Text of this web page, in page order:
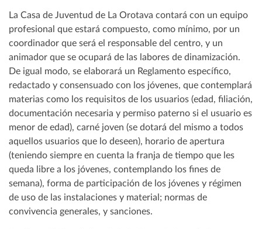
La Casa de Juventud de La Orotava contará con un equipo
profesional que estará compuesto, como mínimo, por un
coordinador que será el responsable del centro, y un
animador que se ocupará de las labores de dinamización.
De igual modo, se elaborará un Reglamento específico,
redactado y consensuado con los jóvenes, que contemplará
materias como los requisitos de los usuarios (edad, filiación,
documentación necesaria y permiso paterno si el usuario es
menor de edad), carné joven (se dotará del mismo a todos
aquellos usuarios que lo deseen), horario de apertura
(teniendo siempre en cuenta la franja de tiempo que les
queda libre a los jóvenes, contemplando los fines de
semana), forma de participación de los jóvenes y régimen
de uso de las instalaciones y material; normas de
convivencia generales, y sanciones.